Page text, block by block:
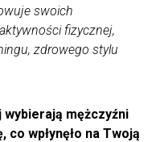
swoich
fizycznej,
zdrowego stylu
mężczyźni
wpłynęło na Twoją